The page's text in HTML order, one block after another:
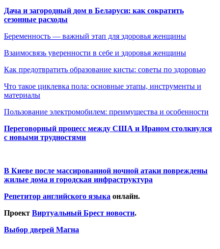
Дача и загородный дом в Беларуси: как сократить
сезонные расходы
Беременность — важный этап для здоровья женщины
Взаимосвязь уверенности в себе и здоровья женщины
Как предотвратить образование кисты: советы по здоровью
Что такое циклевка пола: основные этапы, инструменты и
материалы
Пользование электромобилем: преимущества и особенности
Переговорный процесс между США и Ираном столкнулся
с новыми трудностями
В Киеве после массированной ночной атаки повреждены
жилые дома и городская инфраструктура
Репетитор английского языка онлайн.
Проект Виртуальный Брест новости.
Выбор дверей Магна